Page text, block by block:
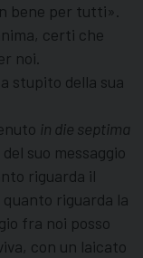
bene per tutti».
certi che
noi.
stupito della sua
in die septima
suo messaggio
riguarda il
riguarda la
fra noi posso
con un laicato